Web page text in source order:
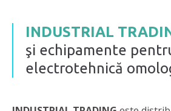
INDUSTRIAL
şi echipamente
electrotehnică